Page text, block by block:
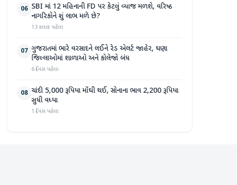
06 SBI માં 12 મહિનાની FD પર કેટલું વ્યાજ મળશે, વરિષ્ઠ
નાગરિકોને શું લાભ મળે છે?
13 કલાક પહેલા
07 ગુજરાતમાં ભારે વરસાદને લઈને રેડ એલર્ટ જાહેર, ઘણા
જિલ્લાઓમાં શાળાઓ અને કોલેજો બંધ
6 દિવસ પહેલા
08 ચાંદી 5,000 રૂપિયા મોંઘી થઈ, સોનાના ભાવ 2,200 રૂપિયા
સુધી વધ્યા
1 દિવસ પહેલા